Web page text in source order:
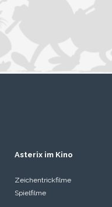
Asterix im Kino
Zeichentrickfilme
Spielfilme